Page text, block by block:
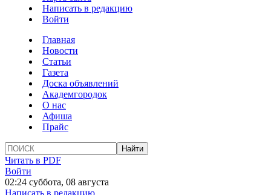
Написать в редакцию
Войти
Главная
Новости
Статьи
Газета
Доска объявлений
Академгородок
О нас
Афиша
Прайс
Читать в PDF
Войти
02:24 суббота, 08 августа
Написать в редакцию